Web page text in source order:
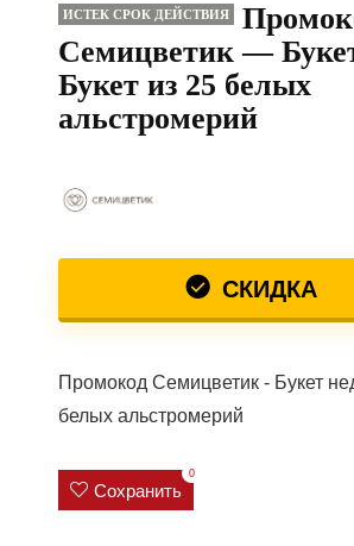
ИСТЕК СРОК ДЕЙСТВИЯ
Семицветик —
Букет из 25 белых
альстромерий
СКИДКА
Промокод Семицветик - Букет
белых альстромерий
Сохранить
0